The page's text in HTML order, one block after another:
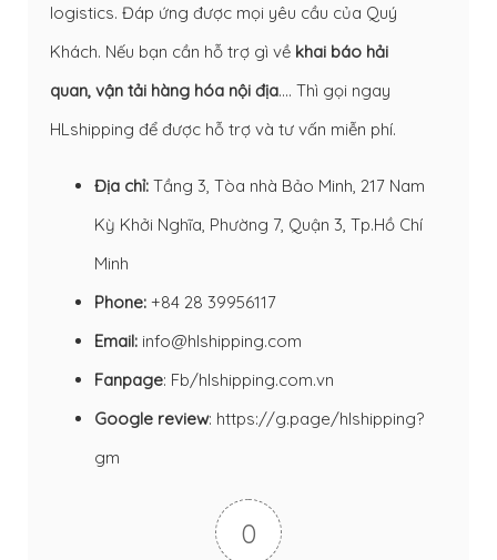
logistics. Đáp ứng được mọi yêu cầu của Quý
Khách. Nếu bạn cần hỗ trợ gì về khai báo hải
quan, vận tải hàng hóa nội địa…. Thì gọi ngay
HLshipping để được hỗ trợ và tư vấn miễn phí.
Địa chỉ: Tầng 3, Tòa nhà Bảo Minh, 217 Nam
Kỳ Khởi Nghĩa, Phường 7, Quận 3, Tp.Hồ Chí
Minh
Phone: +84 28 39956117
Email: info@hlshipping.com
Fanpage: Fb/hlshipping.com.vn
Google review: https://g.page/hlshipping?
gm
0